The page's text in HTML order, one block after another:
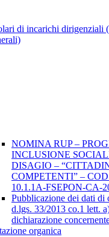
di incarichi dirigenziali
NOMINA RUP –
INCLUSIONE
DISAGIO –
COMPETENTI” –
10.1.1A-FSEPON-CA-
Pubblicazione dei dati di
d.lgs. 33/2013 co.1 lett.
dichiarazione
organica